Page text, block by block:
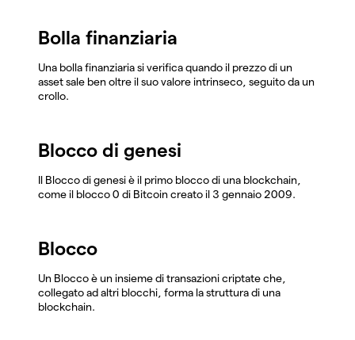
Bolla finanziaria
Una bolla finanziaria si verifica quando il prezzo di un
asset sale ben oltre il suo valore intrinseco, seguito da un
crollo.
Blocco di genesi
Il Blocco di genesi è il primo blocco di una blockchain,
come il blocco 0 di Bitcoin creato il 3 gennaio 2009.
Blocco
Un Blocco è un insieme di transazioni criptate che,
collegato ad altri blocchi, forma la struttura di una
blockchain.